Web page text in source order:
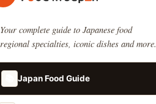
Your complete guide to Japanese food
regional specialties, iconic dishes and more.
Japan Food Guide